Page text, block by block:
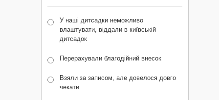
У наші дитсадки неможливо
влаштувати, віддали в київській
дитсадок
Перерахували благодійний внесок
Взяли за записом, але довелося довго
чекати